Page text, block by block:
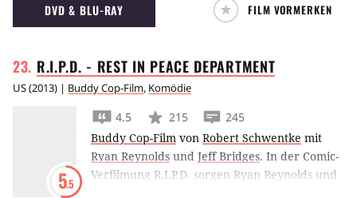
DVD & BLU-RAY FILM VORMERKEN
R.I.P.D. - REST IN PEACE DEPARTMENT
US(2013) | Buddy Cop-Film, Komödie
5.5
4.5 215
245
Buddy Cop-Film von Robert Schwentke mit
Ryan Reynolds und Jeff Bridges. In der Comic-
Verfilmung R.I.P.D. sorgen Ryan Reynolds und